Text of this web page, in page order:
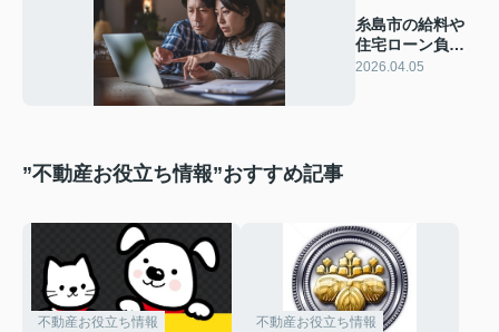
糸島市の給料や
住宅ローン負担
は？家計管理の
2026.04.05
”不動産お役立ち情報”おすすめ記事
不動産お役立ち情報 不動産お役立ち情報